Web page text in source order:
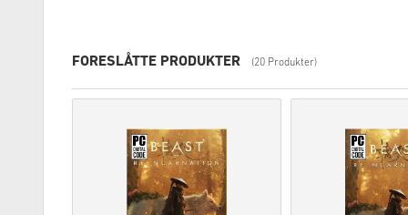
FORESLÅTTE PRODUKTER (20 Produkter)